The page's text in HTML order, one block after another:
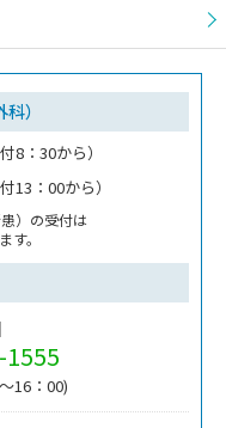
）
付8：30から）
付13：00から）
）の受付は
す。
16：00)